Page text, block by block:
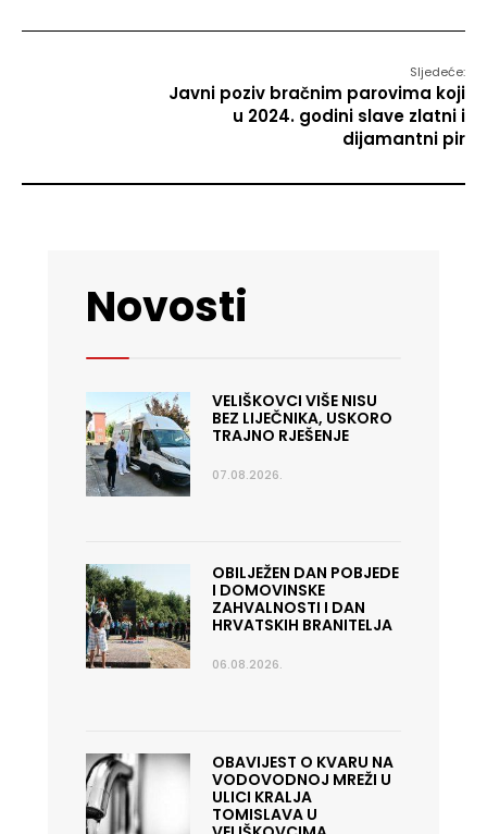
Sljedeće:
Javni poziv bračnim parovima koji
u 2024. godini slave zlatni i
dijamantni pir
Novosti
VELIŠKOVCI VIŠE NISU
BEZ LIJEČNIKA, USKORO
TRAJNO RJEŠENJE
07.08.2026.
OBILJEŽEN DAN POBJEDE
I DOMOVINSKE
ZAHVALNOSTI I DAN
HRVATSKIH BRANITELJA
06.08.2026.
OBAVIJEST O KVARU NA
VODOVODNOJ MREŽI U
ULICI KRALJA
TOMISLAVA U